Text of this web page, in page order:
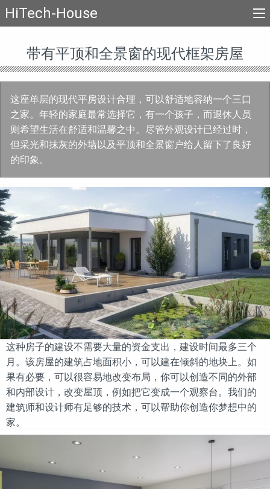
HiTech-House
带有平顶和全景窗的现代框架房屋
这座单层的现代平房设计合理，可以舒适地容纳一个三口
之家。年轻的家庭最常选择它，有一个孩子，而退休人员
则希望生活在舒适和温馨之中。尽管外观设计已经过时，
但采光和抹灰的外墙以及平顶和全景窗户给人留下了良好
的印象。
这种房子的建设不需要大量的资金支出，建设时间最多三个
月。该房屋的建筑占地面积小，可以建在倾斜的地块上。如
果有必要，可以很容易地改变布局，你可以创造不同的外部
和内部设计，改变屋顶，例如把它变成一个观察台。我们的
建筑师和设计师有足够的技术，可以帮助你创造你梦想中的
家。